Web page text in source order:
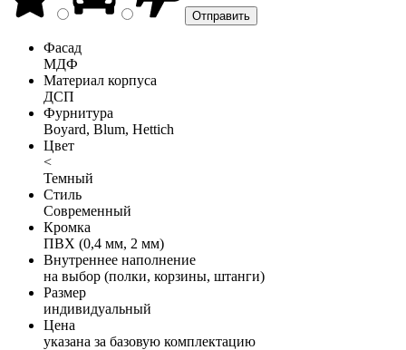
Фасад
МДФ
Материал корпуса
ДСП
Фурнитура
Boyard, Blum, Hettich
Цвет
<
Темный
Стиль
Современный
Кромка
ПВХ (0,4 мм, 2 мм)
Внутреннее наполнение
на выбор (полки, корзины, штанги)
Размер
индивидуальный
Цена
указана за базовую комплектацию